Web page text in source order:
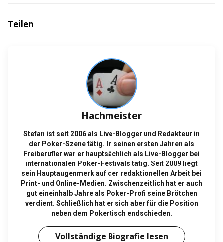
Teilen
Hachmeister
Stefan ist seit 2006 als Live-Blogger und Redakteur in
der Poker-Szene tätig. In seinen ersten Jahren als
Freiberufler war er hauptsächlich als Live-Blogger bei
internationalen Poker-Festivals tätig. Seit 2009 liegt
sein Hauptaugenmerk auf der redaktionellen Arbeit bei
Print- und Online-Medien. Zwischenzeitlich hat er auch
gut eineinhalb Jahre als Poker-Profi seine Brötchen
verdient. Schließlich hat er sich aber für die Position
neben dem Pokertisch endschieden.
Vollständige Biografie lesen